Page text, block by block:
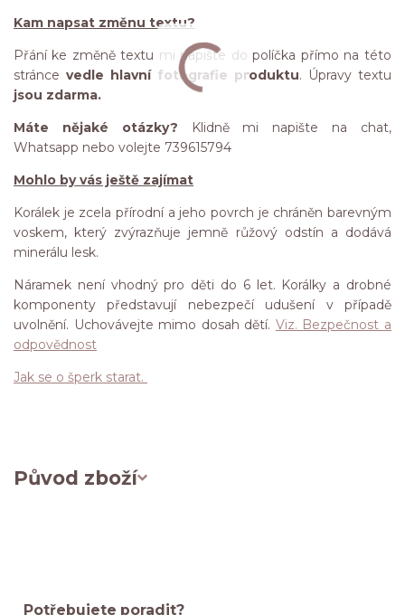
Kam napsat změnu textu?
Přání ke změně textu mi napište do políčka přímo na této
stránce vedle hlavní fotografie produktu. Úpravy textu
jsou zdarma.
Máte nějaké otázky?
Klidně mi napište na chat,
Whatsapp nebo volejte 739615794
Mohlo by vás ještě zajímat
Korálek je zcela přírodní a jeho povrch je chráněn barevným
voskem, který zvýrazňuje jemně růžový odstín a dodává
minerálu lesk.
Náramek není vhodný pro děti do 6 let. Korálky a drobné
komponenty představují nebezpečí udušení v případě
uvolnění. Uchovávejte mimo dosah dětí. Viz. Bezpečnost a
odpovědnost
Jak se o šperk starat.
Původ zboží
Potřebujete poradit?